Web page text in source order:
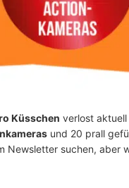
Küsschen verlost
und 20 prall
Newsletter suchen, aber